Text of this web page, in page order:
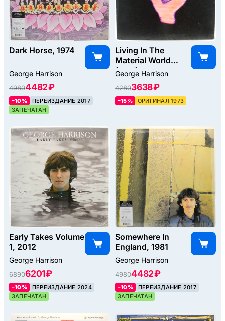
Dark Horse, 1974
George Harrison
49804482 ₽
–10%
ПЕРЕИЗДАНИЕ 2017
ЗАПЕЧАТАН
Living In The
Material World
(USA), 1973
George Harrison
42803638 ₽
–15% ОРИГИНАЛ 1973
Early Takes Volume
1, 2012
George Harrison
68906201 ₽
–10%
ПЕРЕИЗДАНИЕ 2024
ЗАПЕЧАТАН
Somewhere In
England, 1981
George Harrison
49804482 ₽
–10%
ПЕРЕИЗДАНИЕ 2017
ЗАПЕЧАТАН